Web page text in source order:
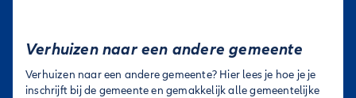
Verhuizen naar een andere gemeente
Verhuizen naar een andere gemeente? Hier lees je hoe je je
inschrijft bij de gemeente en gemakkelijk alle gemeentelijke